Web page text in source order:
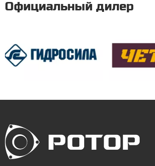
Официальный дилер